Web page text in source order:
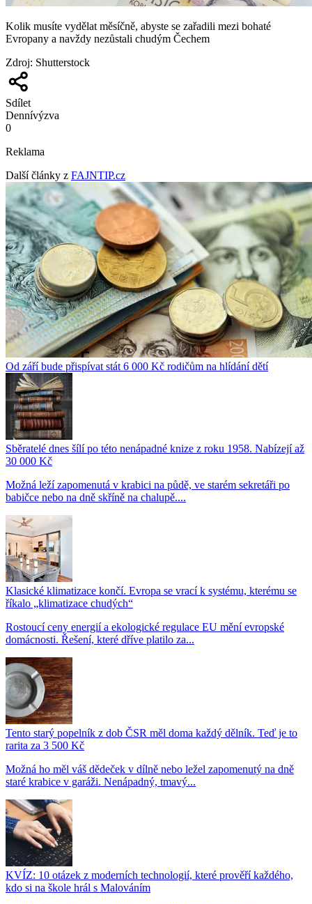
Kolik musíte vydělat měsíčně, abyste se zařadili mezi bohaté
Evropany a navždy nezůstali chudým Čechem
Zdroj: Shutterstock
Sdílet
Dennívýzva
0
Reklama
Další články z FAJNTIP.cz
Od září bude přispívat stát 6 000 Kč rodičům na hlídání dětí
Sběratelé dnes šílí po této nenápadné knize z roku 1958. Nabízejí až
30 000 Kč
Možná leží zapomenutá v krabici na půdě, ve starém sekretáři po
babičce nebo na dně skříně na chalupě....
Klasické klimatizace končí. Evropa se vrací k systému, kterému se
říkalo „klimatizace chudých“
Rostoucí ceny energií a ekologické regulace EU mění evropské
domácnosti. Řešení, které dříve platilo za...
Tento starý popelník z dob ČSR měl doma každý dělník. Teď je to
rarita za 3 500 Kč
Možná ho měl váš dědeček v dílně nebo ležel zapomenutý na dně
staré krabice v garáži. Nenápadný, tmavý...
KVÍZ: 10 otázek z moderních technologií, které prověří každého,
kdo si na škole hrál s Malováním